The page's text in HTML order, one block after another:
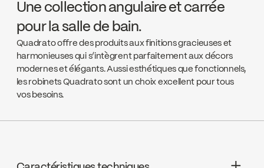
Une collection angulaire et carrée
pour la salle de bain.
Quadrato offre des produits aux finitions gracieuses et
harmonieuses qui s’intègrent parfaitement aux décors
modernes et élégants. Aussi esthétiques que fonctionnels,
les robinets Quadrato sont un choix excellent pour tous
vos besoins.